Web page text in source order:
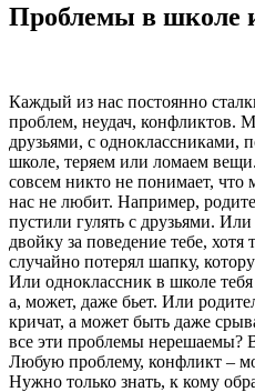
Проблемы в школе
Каждый из нас постоянно
проблем, неудач, конфликтов.
друзьями, с одноклассниками,
школе, теряем или ломаем
совсем никто не понимает,
нас не любит. Например,
пустили гулять с друзьями.
двойку за поведение тебе,
случайно потерял шапку,
Или одноклассник в школе
а, может, даже бьет. Или
кричат, а может быть даже
все эти проблемы нерешаемы?
Любую проблему, конфликт –
Нужно только знать, к кому